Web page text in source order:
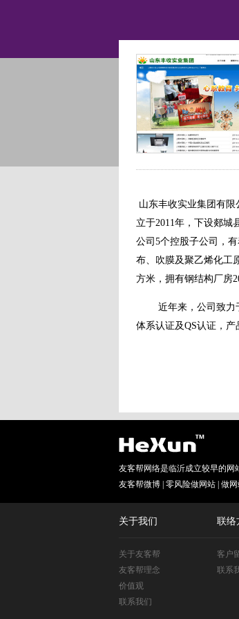
山东丰收实业集团有
立于2011年，下设郯城
公司5个控股子公司，
布、吹膜及聚乙烯化工
方米，拥有钢结构厂房
近年来，公司致力于
体系认证及QS认证，产
友客帮网络是临沂成立较早的网
友客帮微博 零风险做网站 做网
关于我们 联络
关于友客帮
友客帮理念
价值观
联系我们
客户
联系